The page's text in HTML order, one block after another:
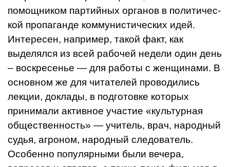
помощником партий­ных органов в политичес­
кой пропаганде коммуни­стических идей.
Интере­сен, например, такой факт, как
выделялся из всей рабочей недели один день
– воскресенье — для работы с женщинами. В
основном же для читате­лей проводились
лекции, доклады, в подготовке ко­торых
принимали актив­ное участие «культурная
общественность» — учи­тель, врач, народный
судья, агроном, народный следователь.
Особенно популярными были вече­ра,